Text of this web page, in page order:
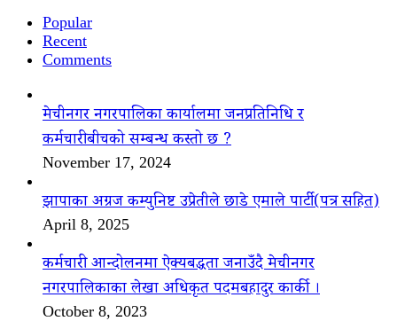
Popular
Recent
Comments
मेचीनगर नगरपालिका कार्यालमा जनप्रतिनिधि र
कर्मचारीबीचको सम्बन्ध कस्तो छ ?
November 17, 2024
झापाका अग्रज कम्युनिष्ट उप्रेतीले छाडे एमाले पार्टी(पत्र सहित)
April 8, 2025
कर्मचारी आन्दोलनमा ऐक्यबद्धता जनाउँदै मेचीनगर
नगरपालिकाका लेखा अधिकृत पदमबहादुर कार्की ।
October 8, 2023